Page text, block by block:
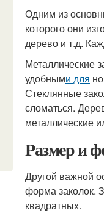
Одним из
которого они
дерево и т.д.
Металлические
удобными для
Стеклянные
сломаться.
металлические
Размер и
Другой важной
форма заколок.
квадратных.